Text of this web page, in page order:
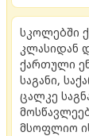
სკოლებში
კლასიდან
ქართული
საგანი,
ცალკე
მსოფლიო